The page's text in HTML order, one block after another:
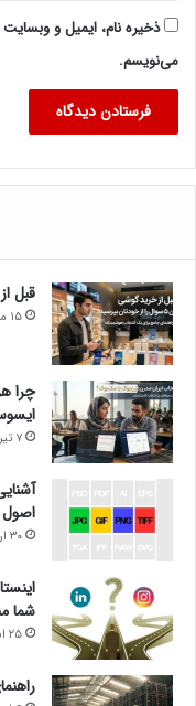
ذخیره نام، ایمیل و
می‌نویسم.
قبل از
۱۵ مرداد ۱۴۰۵
چرا
۷ تیر ۱۴۰۵
اصول
۳۰ اردیبهشت ۱۴۰۵
شما
۲۵ اسفند ۱۴۰۴